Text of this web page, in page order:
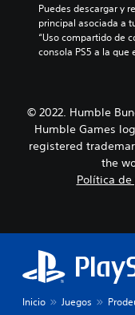
Puedes descargar y
principal asociada a
“Uso compartido de
consola PS5 a la
© 2022. Humble
Humble Games
registered
the
Política de
Inicio Juegos